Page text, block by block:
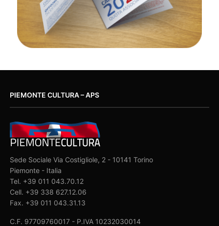
PIEMONTE CULTURA – APS
Sede Sociale Via Costigliole, 2 - 10141 Torino
Piemonte - Italia
Tel. +39 011 043.70.12
Cell. +39 338 627.12.06
Fax. +39 011 043.31.13
C.F. 97709760017 - P.IVA 10232030014